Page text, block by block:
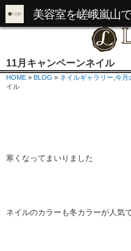
11月キャンペーンネイル
HOME » BLOG » ネイルギャラリー 今月
イル
寒くなってまいりました
ネイルのカラーも冬カラーが人気